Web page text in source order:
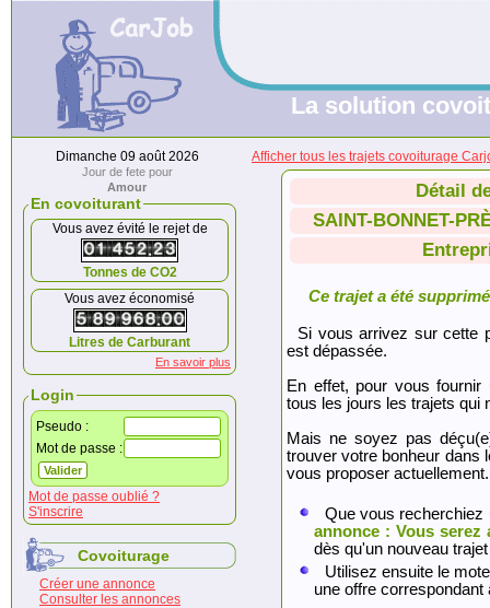
La solution
Dimanche 09 août 2026
Jour de fete pour
Amour
En covoiturant
Vous avez évité le rejet de
Tonnes de CO2
Vous avez économisé
Litres de Carburant
En savoir plus
Login
Pseudo :
Mot de passe :
Mot de passe oublié ?
S'inscrire
Covoiturage
Créer une annonce
Consulter les annonces
Afficher tous les trajets covoiturage
Détail
SAINT-BONNET-
Ce trajet a été
Si vous arrivez sur cette
est dépassée.
En effet, pour vous fournir
tous les jours les trajets qui
Mais ne soyez pas
trouver votre bonheur dans
vous proposer actuellement.
Que vous
annonce : Vous serez
dès qu'un nouveau
Utilisez ensuite le
une offre